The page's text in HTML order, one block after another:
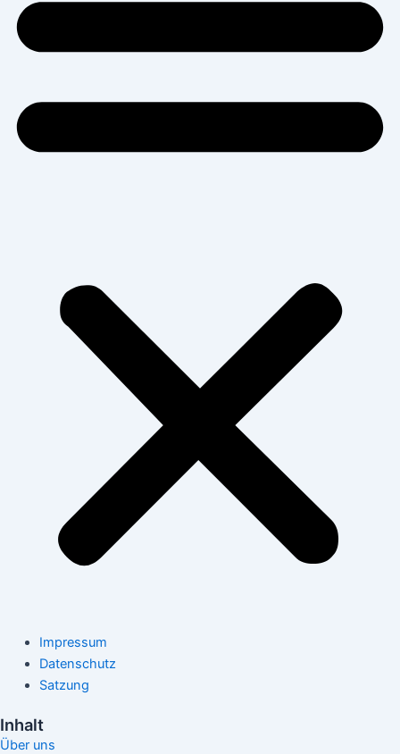
Impressum
Datenschutz
Satzung
Inhalt
Über uns